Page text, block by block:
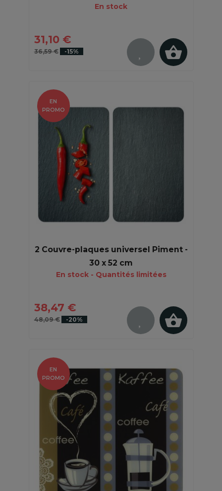
En stock
31,10 €
36,59 € -15%
2 Couvre-plaques universel Piment -
30 x 52 cm
En stock - Quantités limitées
38,47 €
48,09 € -20%
EN
PROMO
EN
PROMO